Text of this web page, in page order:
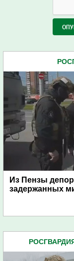
Из Пензы
задержанных